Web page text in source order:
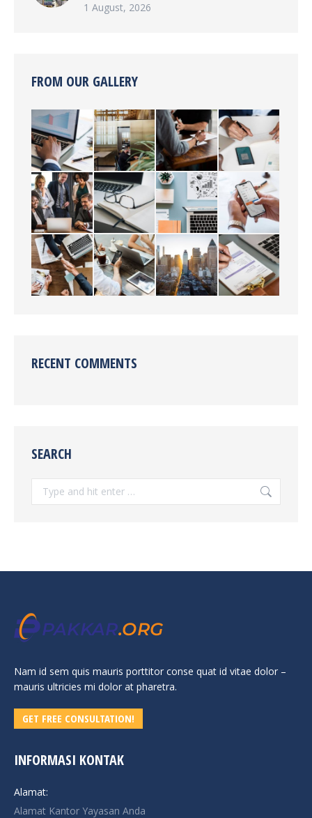
1 August, 2026
FROM OUR GALLERY
RECENT COMMENTS
SEARCH
Nam id sem quis mauris porttitor conse quat id vitae dolor –
mauris ultricies mi dolor at pharetra.
GET FREE CONSULTATION!
INFORMASI KONTAK
Alamat:
Alamat Kantor Yayasan Anda